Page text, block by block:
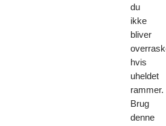
du
ikke
bliver
hvis
uheldet
rammer.
Brug
denne